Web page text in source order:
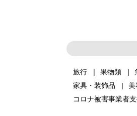
旅行 果物類
家具・装飾品
美
コロナ被害事業者